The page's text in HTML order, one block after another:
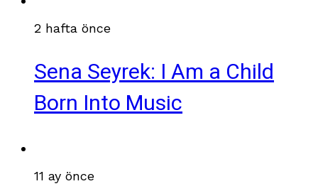
2 hafta önce
Sena Seyrek: I Am a Child
Born Into Music
11 ay önce